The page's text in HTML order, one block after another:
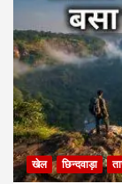
खेल छिन्दवाड़ा